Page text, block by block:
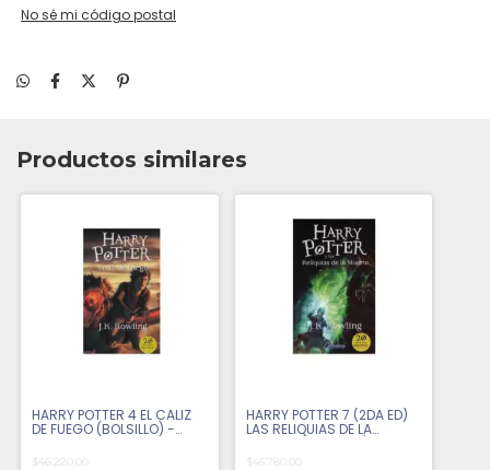
No sé mi código postal
Productos similares
HARRY POTTER 4 EL CALIZ
DE FUEGO (BOLSILLO) -
$46.220,00
HARRY POTTER 7 (2DA ED)
LAS RELIQUIAS DE LA
$45.780,00